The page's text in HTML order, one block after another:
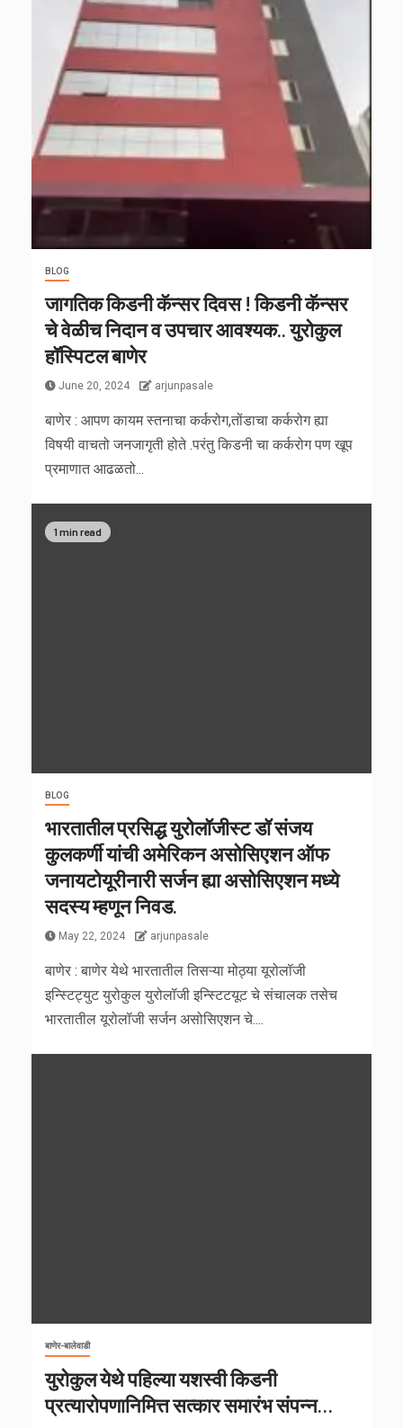
BLOG
जागतिक किडनी कॅन्सर दिवस ! किडनी कॅन्सर
चे वेळीच निदान व उपचार आवश्यक.. युरोकुल
हॉस्पिटल बाणेर
June 20, 2024 arjunpasale
बाणेर : आपण कायम स्तनाचा कर्करोग,तोंडाचा कर्करोग ह्या
विषयी वाचतो जनजागृती होते .परंतु किडनी चा कर्करोग पण खूप
प्रमाणात आढळतो...
1 min read
BLOG
भारतातील प्रसिद्ध युरोलॉजीस्ट डॉ संजय
कुलकर्णी यांची अमेरिकन असोसिएशन ऑफ
जनायटोयूरीनारी सर्जन ह्या असोसिएशन मध्ये
सदस्य म्हणून निवड.
May 22, 2024 arjunpasale
बाणेर : बाणेर येथे भारतातील तिसऱ्या मोठ्या यूरोलॉजी
इन्स्टिट्युट युरोकुल युरोलॉजी इन्स्टिटयूट चे संचालक तसेच
भारतातील यूरोलॉजी सर्जन असोसिएशन चे....
बाणेर-बालेवाडी
युरोकुल येथे पहिल्या यशस्वी किडनी
प्रत्यारोपणानिमित्त सत्कार समारंभ संपन्न…